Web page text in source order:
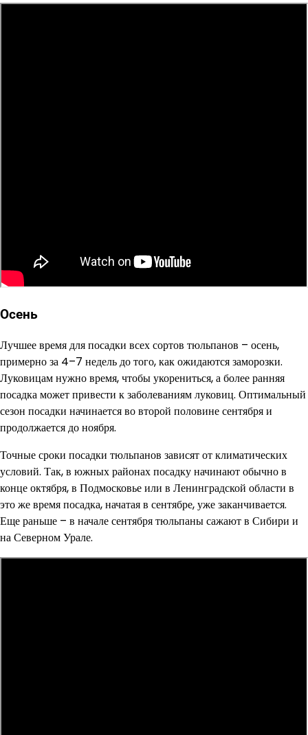
Осень
Лучшее время для посадки всех сортов тюльпанов – осень,
примерно за 4–7 недель до того, как ожидаются заморозки.
Луковицам нужно время, чтобы укорениться, а более ранняя
посадка может привести к заболеваниям луковиц. Оптимальный
сезон посадки начинается во второй половине сентября и
продолжается до ноября.
Точные сроки посадки тюльпанов зависят от климатических
условий. Так, в южных районах посадку начинают обычно в
конце октября, в Подмосковье или в Ленинградской области в
это же время посадка, начатая в сентябре, уже заканчивается.
Еще раньше – в начале сентября тюльпаны сажают в Сибири и
на Северном Урале.